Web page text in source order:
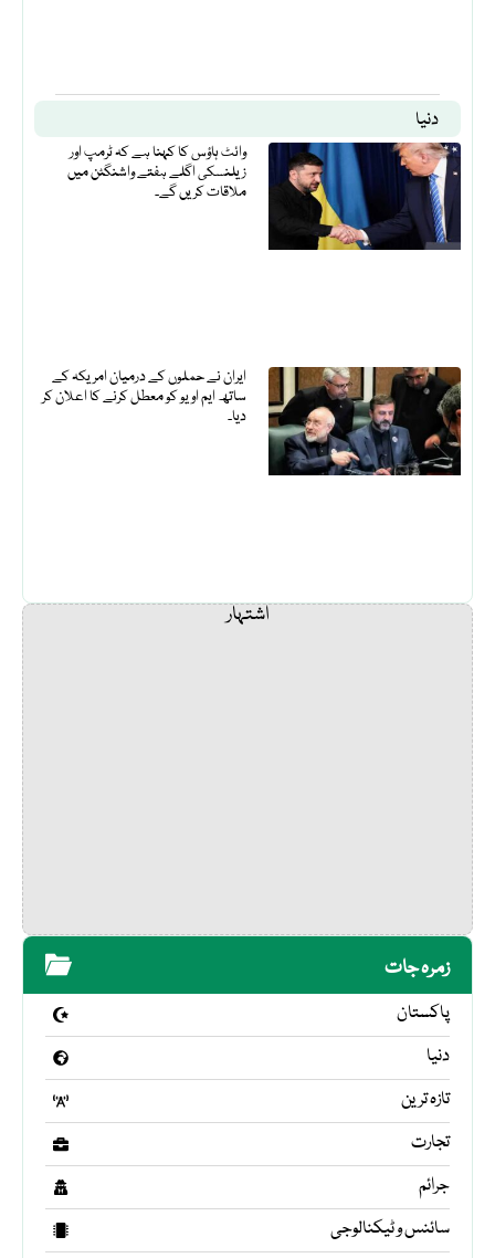
دنیا
وائٹ ہاؤس کا کہنا ہے کہ ٹرمپ اور
زیلنسکی اگلے ہفتے واشنگٹن میں
ملاقات کریں گے۔
ایران نے حملوں کے درمیان امریکہ کے
ساتھ ایم او یو کو معطل کرنے کا اعلان کر
دیا۔
اشتہار
زمرہ جات
پاکستان
دنیا
تازہ ترین
تجارت
جرائم
سائنس و ٹیکنالوجی